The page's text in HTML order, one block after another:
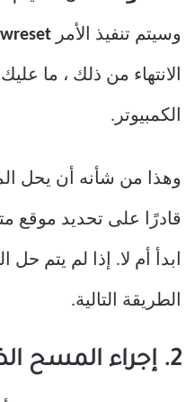
وسيتم تنفيذ الأمر wreset
الانتهاء من ذلك ، ما
الكمبيوتر.
وهذا من شأنه أن يحل
ابدأ أم لا. إذا لم يتم
الطريقة التالية.
2. إجراء المسح الضوئي DISM